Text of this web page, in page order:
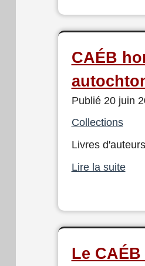
CAÉB
Publié 20 juin
Collections
Livres
Lire la suite
Le